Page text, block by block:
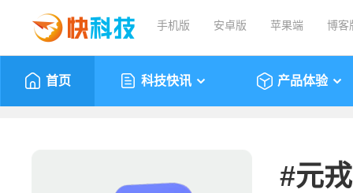
手机版 安卓版 苹果端 博客
首页 科技快讯 产品体验
#元